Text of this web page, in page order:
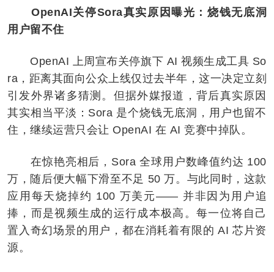
OpenAI关停Sora真实原因曝光：烧钱无底洞
用户留不住
OpenAI 上周宣布关停旗下 AI 视频生成工具 So
ra，距离其面向公众上线仅过去半年，这一决定立刻
引发外界诸多猜测。但据外媒报道，背后真实原因
其实相当平淡：Sora 是个烧钱无底洞，用户也留不
住，继续运营只会让 OpenAI 在 AI 竞赛中掉队。
在惊艳亮相后，Sora 全球用户数峰值约达 100
万，随后便大幅下滑至不足 50 万。与此同时，这款
应用每天烧掉约 100 万美元—— 并非因为用户追
捧，而是视频生成的运行成本极高。每一位将自己
置入奇幻场景的用户，都在消耗着有限的 AI 芯片资
源。